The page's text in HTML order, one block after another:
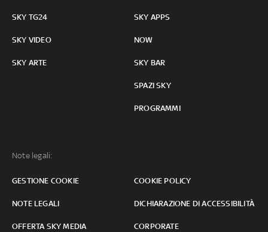
SKY TG24
SKY VIDEO
SKY ARTE
SKY APPS
NOW
SKY BAR
SPAZI SKY
PROGRAMMI
Note legali:
GESTIONE COOKIE COOKIE POLICY
NOTE LEGALI DICHIARAZIONE DI ACCESSIBILITÀ
OFFERTA SKY MEDIA CORPORATE